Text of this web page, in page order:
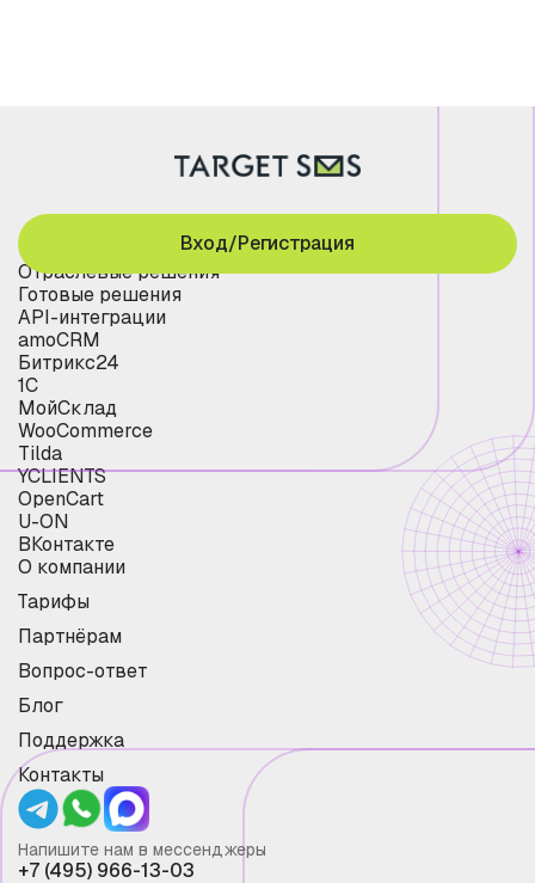
Отраслевые решения
Готовые решения
API-интеграции
amoCRM
Битрикс24
1С
МойСклад
WooCommerce
Tilda
YCLIENTS
OpenCart
U-ON
ВКонтакте
О компании
Тарифы
Партнёрам
Вопрос-ответ
Блог
Поддержка
Контакты
Вход/Регистрация
Напишите нам в мессенджеры
+7 (495) 966-13-03